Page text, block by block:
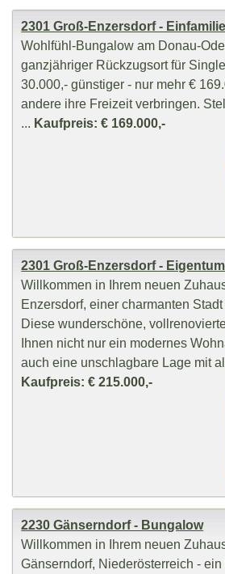
2301 Groß-Enzersdorf -
Wohlfühl-Bungalow am Donau-
ganzjähriger Rückzugsort für
30.000,- günstiger - nur mehr €
andere ihre Freizeit verbringen.
... Kaufpreis: € 169.000,-
2301 Groß-Enzersdorf -
Willkommen in Ihrem neuen
Enzersdorf, einer charmanten
Diese wunderschöne,
Ihnen nicht nur ein modernes
auch eine unschlagbare Lage mit
Kaufpreis: € 215.000,-
2230 Gänserndorf - Bungalow
Willkommen in Ihrem neuen
Gänserndorf, Niederösterreich -